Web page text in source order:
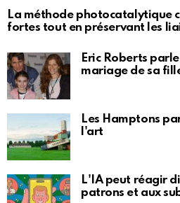
La méthode photocatalytique
fortes tout en préservant les
Eric Roberts
mariage de sa
Les Hamptons
l'art
L'IA peut réagir
patrons et aux